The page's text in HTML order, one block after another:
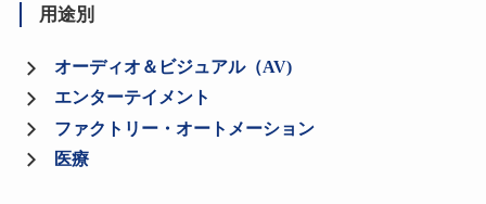
用途別
オーディオ＆ビジュアル（AV)
エンターテイメント
ファクトリー・オートメーション
医療